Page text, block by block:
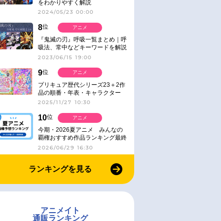
をわかりやすく解説
2024/05/23 00:00
8位
『鬼滅の刃』呼吸一覧まとめ｜呼
吸法、常中などキーワードを解説
2023/06/15 19:00
アニメ
9位
プリキュア歴代シリーズ23＋2作
品の順番・年表・キャラクター
【2025年版】
2025/11/27 10:30
アニメ
10位
今期・2026夏アニメ みんなの
覇権おすすめ作品ランキング最終
結果発表！
2026/06/29 16:30
アニメ
ランキングを見る
アニメイト
通販ランキング